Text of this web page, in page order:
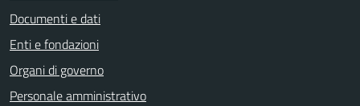
Documenti e dati
Enti e fondazioni
Organi di governo
Personale amministrativo